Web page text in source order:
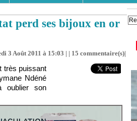
perd ses bijoux en or
3 Août 2011 à 15:03 | | 15 commentaire(s)|
très puissant
Ndéné
oublier son